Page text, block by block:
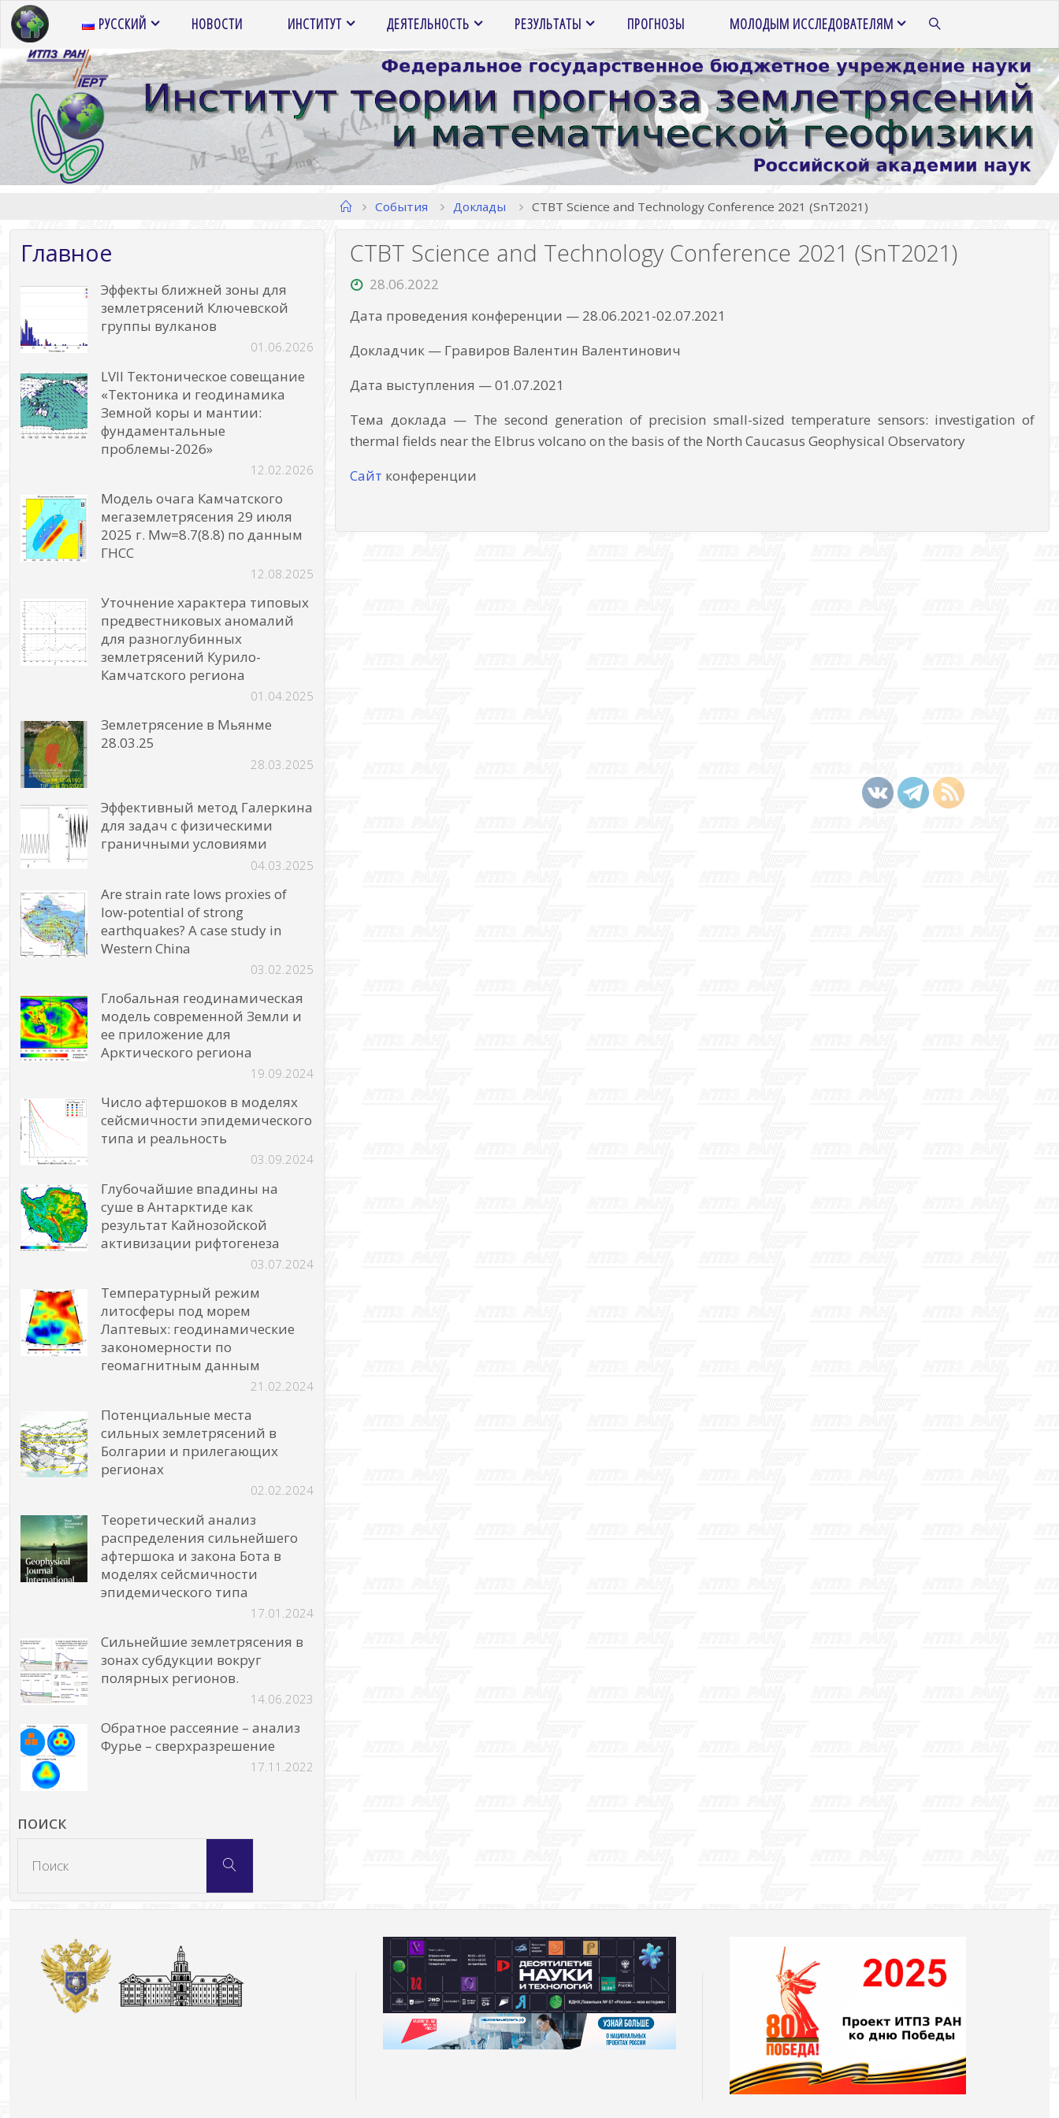
Перейти
содержимому
РУССКИЙ НОВОСТИ ИНСТИТУТ ДЕЯТЕЛЬНОСТЬ РЕЗУЛЬТАТЫ ПРОГНОЗЫ МОЛОДЫМ ИССЛЕДОВАТЕЛЯМ
ПОИСК
ГлавнаяСобытия Доклады CTBT Science and Technology Conference 2021 (SnT2021)
CTBT Science and Technology Conference 2021 (SnT2021)
28.06.2022
Дата проведения конференции — 28.06.2021-02.07.2021
Докладчик — Гравиров Валентин Валентинович
Дата выступления — 01.07.2021
Тема доклада — The second generation of precision small-sized temperature sensors: investigation of
thermal fields near the Elbrus volcano on the basis of the North Caucasus Geophysical Observatory
Сайт конференции
Главное
Эффекты ближней зоны для
землетрясений Ключевской
группы вулканов
01.06.2026
LVII Тектоническое совещание
«Тектоника и геодинамика
Земной коры и мантии:
фундаментальные
проблемы-2026»
12.02.2026
Модель очага Камчатского
мегаземлетрясения 29 июля
2025 г. Mw=8.7(8.8) по данным
ГНСС
12.08.2025
Уточнение характера типовых
предвестниковых аномалий
для разноглубинных
землетрясений Курило-
Камчатского региона
01.04.2025
Землетрясение в Мьянме
28.03.25
28.03.2025
Эффективный метод Галеркина
для задач с физическими
граничными условиями
04.03.2025
Are strain rate lows proxies of
low-potential of strong
earthquakes? A case study in
Western China
03.02.2025
Глобальная геодинамическая
модель современной Земли и
ее приложение для
Арктического региона
19.09.2024
Число афтершоков в моделях
сейсмичности эпидемического
типа и реальность
03.09.2024
Глубочайшие впадины на
суше в Антарктиде как
результат Кайнозойской
активизации рифтогенеза
03.07.2024
Температурный режим
литосферы под морем
Лаптевых: геодинамические
закономерности по
геомагнитным данным
21.02.2024
Потенциальные места
сильных землетрясений в
Болгарии и прилегающих
регионах
02.02.2024
Теоретический анализ
распределения сильнейшего
афтершока и закона Бота в
моделях сейсмичности
эпидемического типа
17.01.2024
Сильнейшие землетрясения в
зонах субдукции вокруг
полярных регионов.
14.06.2023
Обратное рассеяние – анализ
Фурье – сверхразрешение
17.11.2022
ПОИСК
Поиск